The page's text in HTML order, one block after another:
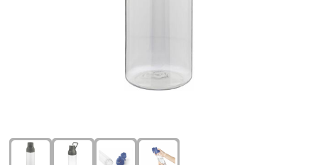
Geschenkverpakkingen
Kinderen, Peuters & Baby's